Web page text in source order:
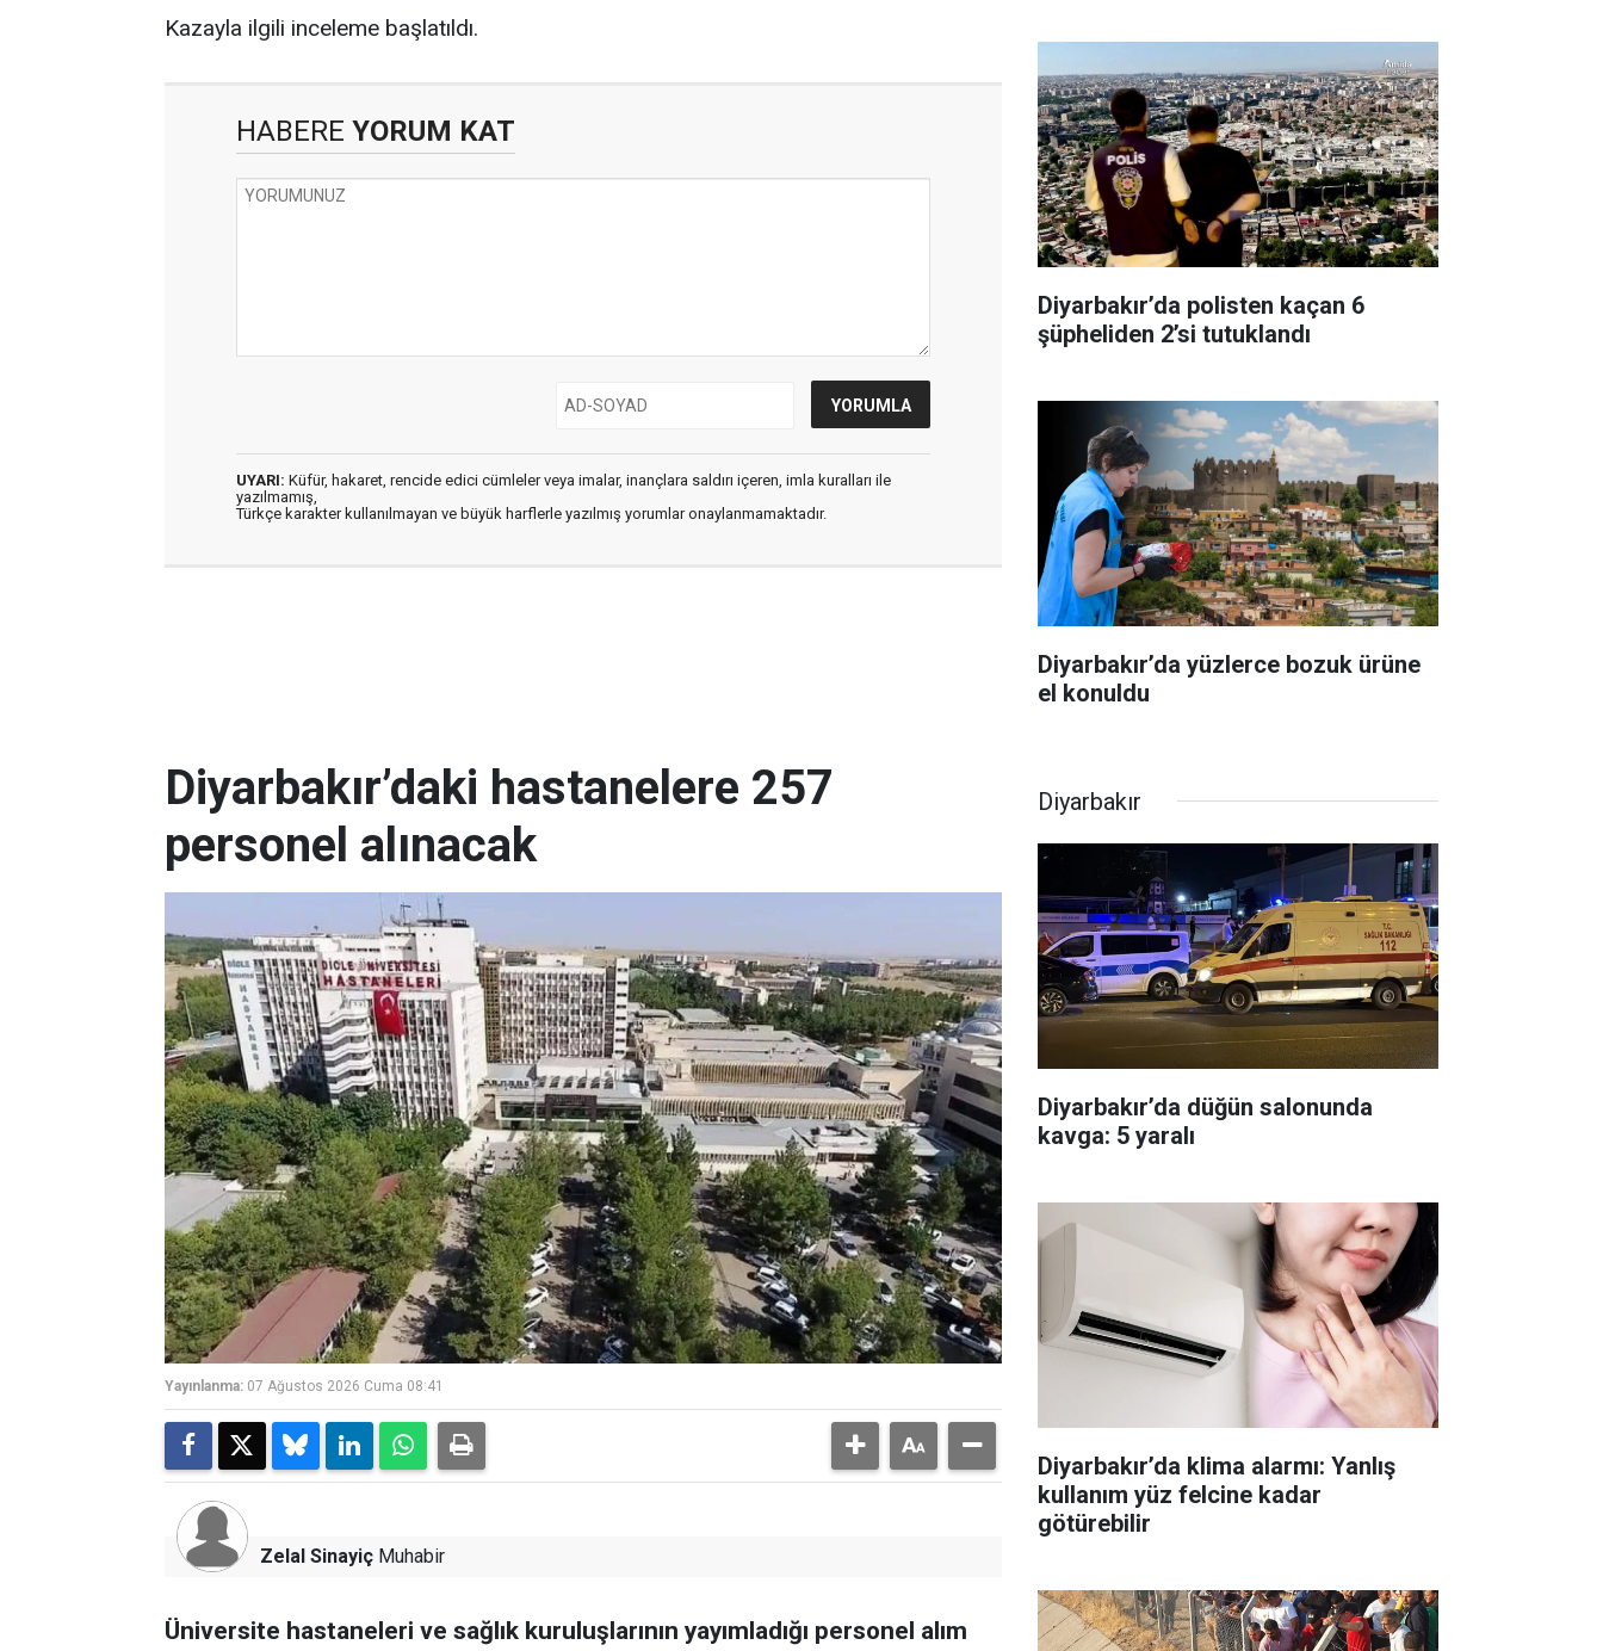
Kazayla ilgili inceleme başlatıldı.
HABERE YORUM KAT
UYARI: Küfür, hakaret, rencide edici cümleler veya imalar, inançlara saldırı içeren, imla kuralları ile
yazılmamış,
Türkçe karakter kullanılmayan ve büyük harflerle yazılmış yorumlar onaylanmamaktadır.
Diyarbakır’da polisten kaçan 6
şüpheliden 2’si tutuklandı
Diyarbakır’da yüzlerce bozuk ürüne
el konuldu
Diyarbakır’daki hastanelere 257
personel alınacak
Yayınlanma: 07 Ağustos 2026 Cuma 08:41
Zelal Sinayiç Muhabir
Üniversite hastaneleri ve sağlık kuruluşlarının yayımladığı personel alım
Diyarbakır
Diyarbakır’da düğün salonunda
kavga: 5 yaralı
Diyarbakır’da klima alarmı: Yanlış
kullanım yüz felcine kadar
götürebilir